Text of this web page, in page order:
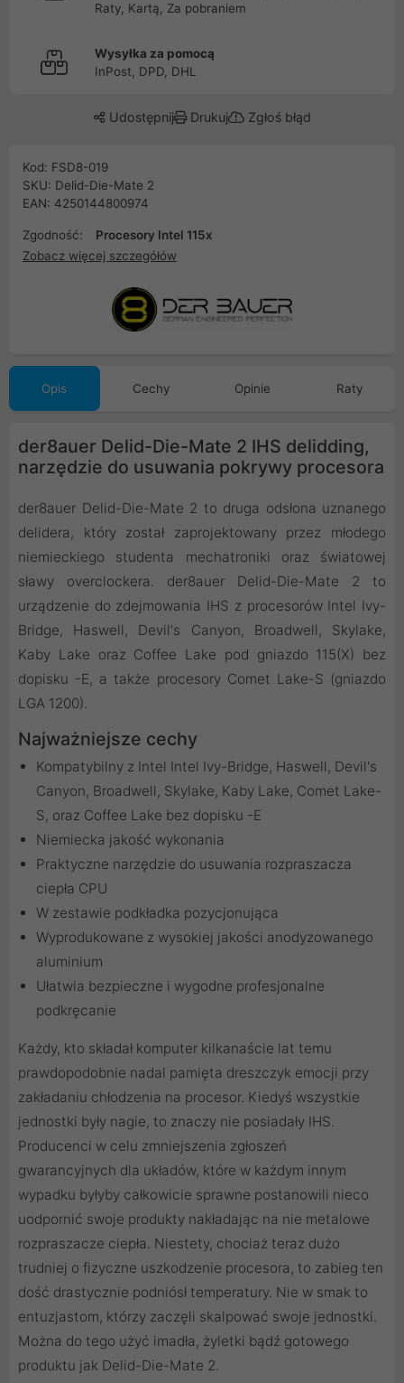
Raty, Kartą, Za pobraniem
Wysyłka za pomocą
InPost, DPD, DHL
Udostępnij Drukuj Zgłoś błąd
Kod: FSD8-019
SKU: Delid-Die-Mate 2
EAN: 4250144800974
Zgodność:
Procesory Intel 115x
Zobacz więcej szczegółów
Opis Cechy Opinie Raty
der8auer Delid-Die-Mate 2 IHS delidding,
narzędzie do usuwania pokrywy procesora
der8auer Delid-Die-Mate 2 to druga odsłona uznanego
delidera, który został zaprojektowany przez młodego
niemieckiego studenta mechatroniki oraz światowej
sławy overclockera. der8auer Delid-Die-Mate 2 to
urządzenie do zdejmowania IHS z procesorów Intel Ivy-
Bridge, Haswell, Devil's Canyon, Broadwell, Skylake,
Kaby Lake oraz Coffee Lake pod gniazdo 115(X) bez
dopisku -E, a także procesory Comet Lake-S (gniazdo
LGA 1200).
Najważniejsze cechy
Kompatybilny z Intel Intel Ivy-Bridge, Haswell, Devil's
Canyon, Broadwell, Skylake, Kaby Lake, Comet Lake-
S, oraz Coffee Lake bez dopisku -E
Niemiecka jakość wykonania
Praktyczne narzędzie do usuwania rozpraszacza
ciepła CPU
W zestawie podkładka pozycjonująca
Wyprodukowane z wysokiej jakości anodyzowanego
aluminium
Ułatwia bezpieczne i wygodne profesjonalne
podkręcanie
Każdy, kto składał komputer kilkanaście lat temu
prawdopodobnie nadal pamięta dreszczyk emocji przy
zakładaniu chłodzenia na procesor. Kiedyś wszystkie
jednostki były nagie, to znaczy nie posiadały IHS.
Producenci w celu zmniejszenia zgłoszeń
gwarancyjnych dla układów, które w każdym innym
wypadku byłyby całkowicie sprawne postanowili nieco
uodpornić swoje produkty nakładając na nie metalowe
rozpraszacze ciepła. Niestety, chociaż teraz dużo
trudniej o fizyczne uszkodzenie procesora, to zabieg ten
dość drastycznie podniósł temperatury. Nie w smak to
entuzjastom, którzy zaczęli skalpować swoje jednostki.
Można do tego użyć imadła, żyletki bądź gotowego
produktu jak Delid-Die-Mate 2.